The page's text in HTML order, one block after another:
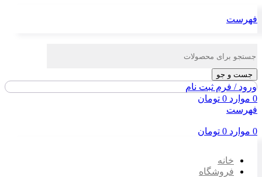
فهرست
جست و جو
ورود / فرم ثبت نام
0 موارد 0 تومان
فهرست
0 موارد 0 تومان
خانه
فروشگاه